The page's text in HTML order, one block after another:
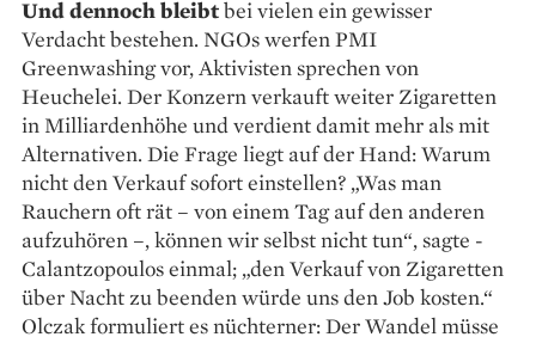
Und dennoch bleibtbei vielen ein gewisser
Verdacht ­bestehen. NGOs werfen PMI
Greenwashing vor, Akti­visten sprechen von
Heuchelei. Der Konzern verkauft weiter Zigaretten
in Milliardenhöhe und verdient damit mehr als mit
Alternativen. Die Frage liegt auf der Hand: Warum
nicht den Verkauf sofort einstellen? „Was man
Rauchern oft rät – von einem Tag auf den ­anderen
aufzuhören –, können wir selbst nicht tun“, sagte ­
Calantzopoulos einmal; „den Verkauf von Ziga­retten
über Nacht zu beenden würde uns den Job kosten.“
Olczak formuliert es nüchterner: Der Wandel müsse